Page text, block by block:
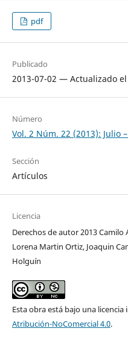
pdf
Publicado
2013-07-02 — Actualizado el
Número
Vol. 2 Núm. 22 (2013): Julio
Sección
Artículos
Licencia
Derechos de autor 2013
Lorena Martin Ortiz, Joaquin
Holguín
Esta obra está bajo una
Atribución-NoComercial 4.0.